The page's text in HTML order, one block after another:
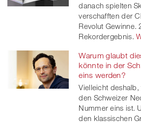
danach spielten
verschafften der
Revolut Gewinne.
Rekordergebnis.
Warum glaubt
könnte in der
eins werden?
Vielleicht
den Schweizer
Nummer eins ist.
den klassischen